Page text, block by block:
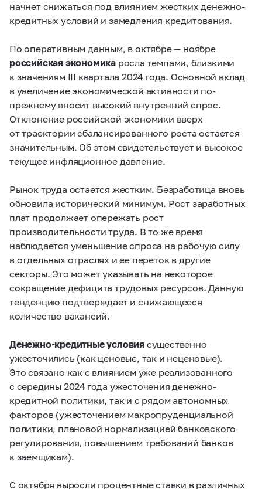
начнет снижаться под влиянием жестких денежно-
кредитных условий и замедления кредитования.
По оперативным данным, в октябре — ноябре
российская экономика росла темпами, близкими
к значениям III квартала 2024 года. Основной вклад
в увеличение экономической активности по-
прежнему вносит высокий внутренний спрос.
Отклонение российской экономики вверх
от траектории сбалансированного роста остается
значительным. Об этом свидетельствует и высокое
текущее инфляционное давление.
Рынок труда остается жестким. Безработица вновь
обновила исторический минимум. Рост заработных
плат продолжает опережать рост
производительности труда. В то же время
наблюдается уменьшение спроса на рабочую силу
в отдельных отраслях и ее переток в другие
секторы. Это может указывать на некоторое
сокращение дефицита трудовых ресурсов. Данную
тенденцию подтверждает и снижающееся
количество вакансий.
Денежно-кредитные условия существенно
ужесточились (как ценовые, так и неценовые).
Это связано как с влиянием уже реализованного
с середины 2024 года ужесточения денежно-
кредитной политики, так и с рядом автономных
факторов (ужесточением макропруденциальной
политики, плановой нормализацией банковского
регулирования, повышением требований банков
к заемщикам).
С октября выросли процентные ставки в различных